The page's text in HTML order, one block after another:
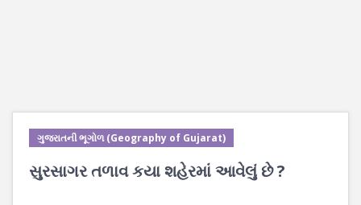
ગુજરાતની ભૂગોળ (Geography of Gujarat)
સુરસાગર તળાવ કયા શહેરમાં આવેલું છે ?